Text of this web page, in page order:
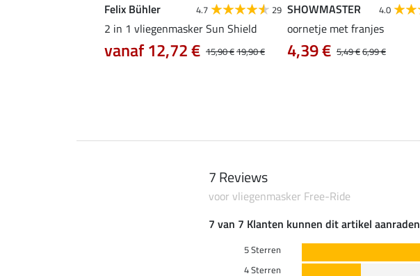
Felix Bühler 4.7 29
2 in 1 vliegenmasker Sun Shield
15,90 €19,90 €
vanaf 12,72 €
SHOWMASTER 4.0
oornetje met franjes
5,49 €6,99 €
4,39 €
7 Reviews
voor vliegenmasker Free-Ride
7 van 7 Klanten kunnen dit artikel aanraden
5 Sterren
4 Sterren